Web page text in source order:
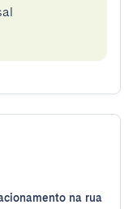
na rua